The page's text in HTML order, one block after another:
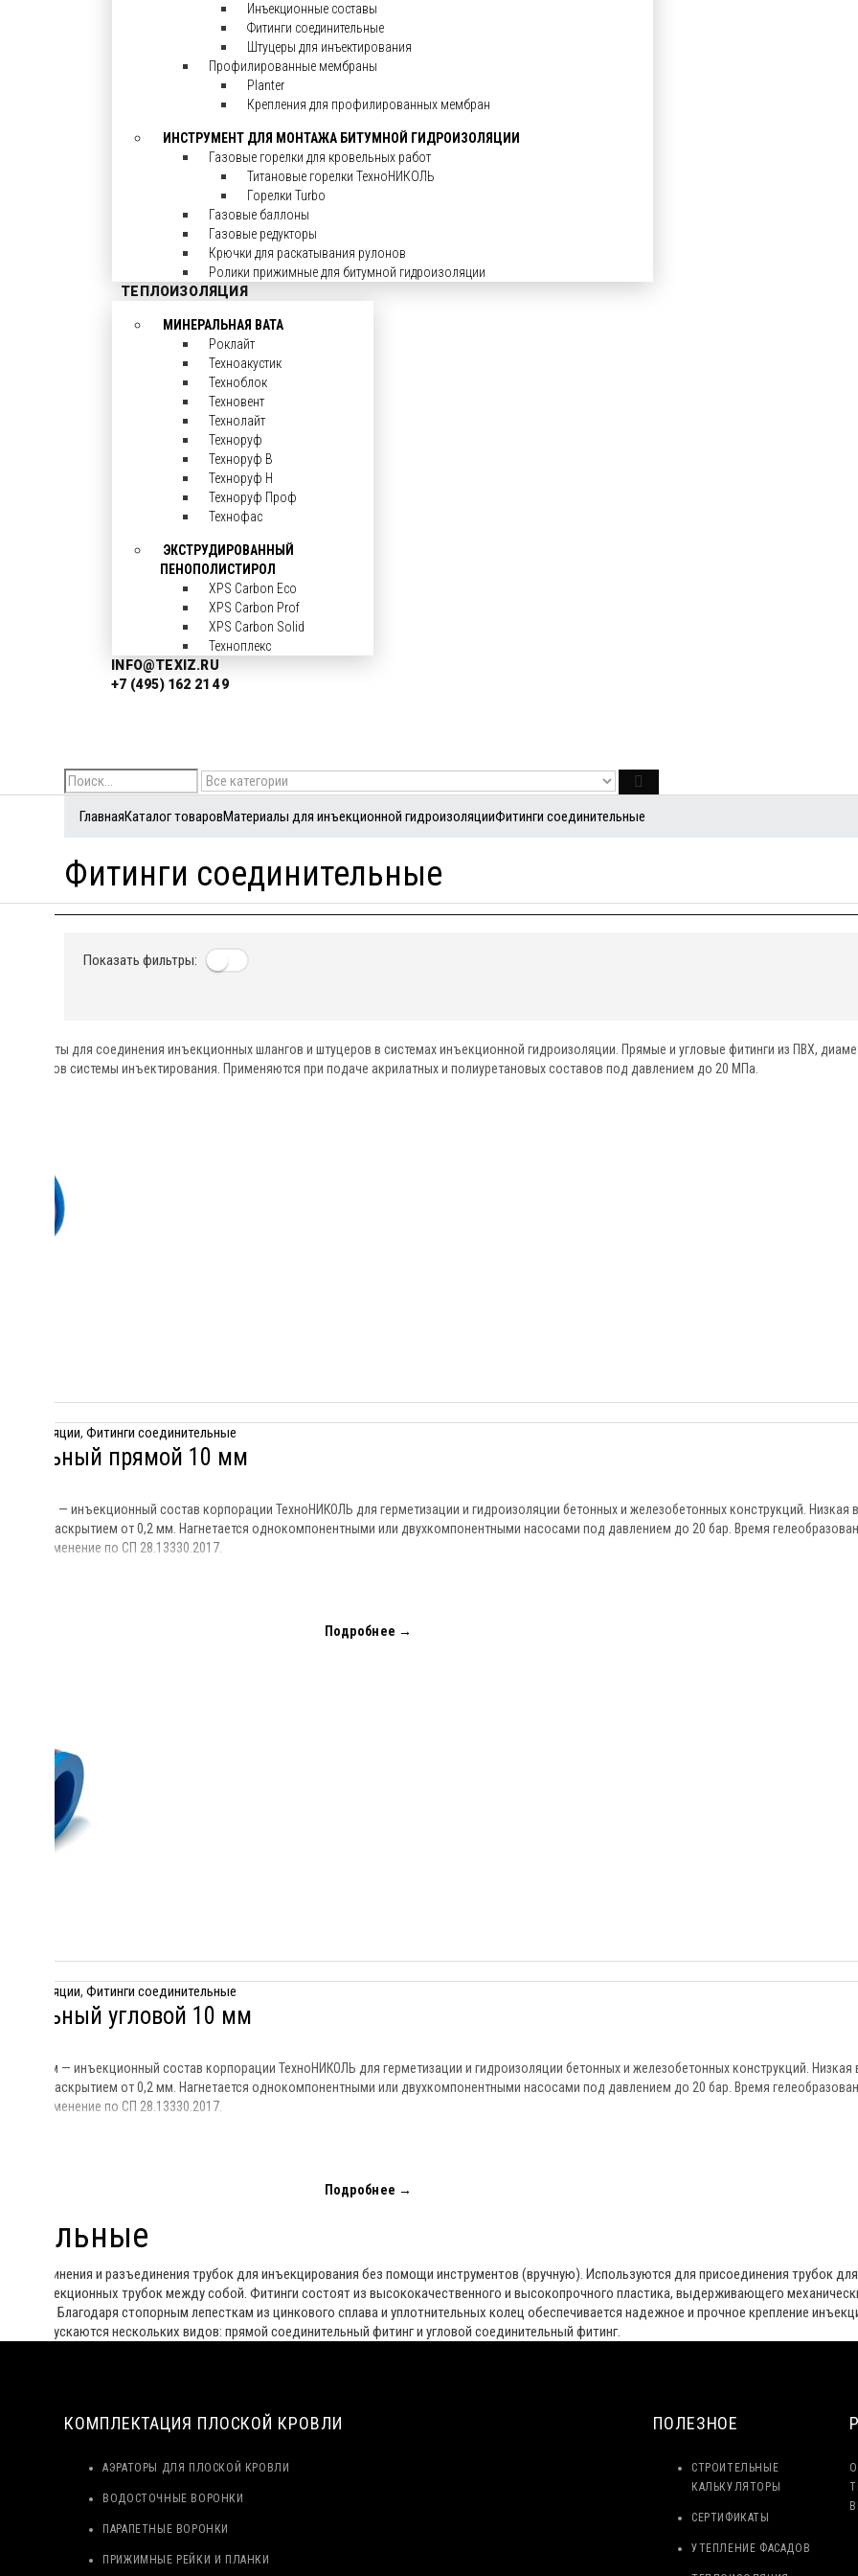
Инъекционные составы
Фитинги соединительные
Штуцеры для инъектирования
Профилированные мембраны
Planter
Крепления для профилированных мембран
ИНСТРУМЕНТ ДЛЯ МОНТАЖА БИТУМНОЙ ГИДРОИЗОЛЯЦИИ
Газовые горелки для кровельных работ
Титановые горелки ТехноНИКОЛЬ
Горелки Turbo
Газовые баллоны
Газовые редукторы
Крючки для раскатывания рулонов
Ролики прижимные для битумной гидроизоляции
ТЕПЛОИЗОЛЯЦИЯ
МИНЕРАЛЬНАЯ ВАТА
Роклайт
Техноакустик
Техноблок
Техновент
Технолайт
Техноруф
Техноруф В
Техноруф Н
Техноруф Проф
Технофас
ЭКСТРУДИРОВАННЫЙ
ПЕНОПОЛИСТИРОЛ
XPS Carbon Eco
XPS Carbon Prof
XPS Carbon Solid
Техноплекс
INFO@TEXIZ.RU
+7 (495) 162 21 49
ГлавнаяКаталог товаровМатериалы для инъекционной гидроизоляцииФитинги соединительные
Фитинги соединительные
Показать фильтры:
элементы для соединения инъекционных шлангов и штуцеров в системах инъекционной гидроизоляции. Прямые и угловые фитинги из ПВХ,
системы инъектирования. Применяются при подаче акрилатных и полиуретановых составов под давлением до 20 МПа.
, Фитинги соединительные
прямой 10 мм
10 мм — инъекционный состав корпорации ТехноНИКОЛЬ для герметизации и гидроизоляции бетонных и железобетонных конструкций. Низкая
раскрытием от 0,2 мм. Нагнетается однокомпонентными или двухкомпонентными насосами под давлением до 20 бар. Время
Применение по СП 28.13330.2017.
Подробнее →
, Фитинги соединительные
угловой 10 мм
10 мм — инъекционный состав корпорации ТехноНИКОЛЬ для герметизации и гидроизоляции бетонных и железобетонных конструкций. Низкая
раскрытием от 0,2 мм. Нагнетается однокомпонентными или двухкомпонентными насосами под давлением до 20 бар. Время
Применение по СП 28.13330.2017.
Подробнее →
соединения и разъединения трубок для инъекцирования без помощи инструментов (вручную). Используются для присоединения трубок
инъекционных трубок между собой. Фитинги состоят из высококачественного и высокопрочного пластика, выдерживающего
Благодаря стопорным лепесткам из цинкового сплава и уплотнительных колец обеспечивается надежное и прочное крепление
выпускаются нескольких видов: прямой соединительный фитинг и угловой соединительный фитинг.
КОМПЛЕКТАЦИЯ ПЛОСКОЙ КРОВЛИ
АЭРАТОРЫ ДЛЯ ПЛОСКОЙ КРОВЛИ
ВОДОСТОЧНЫЕ ВОРОНКИ
ПАРАПЕТНЫЕ ВОРОНКИ
ПРИЖИМНЫЕ РЕЙКИ И ПЛАНКИ
ПОЛЕЗНОЕ
СТРОИТЕЛЬНЫЕ
КАЛЬКУЛЯТОРЫ
СЕРТИФИКАТЫ
УТЕПЛЕНИЕ ФАСАДОВ